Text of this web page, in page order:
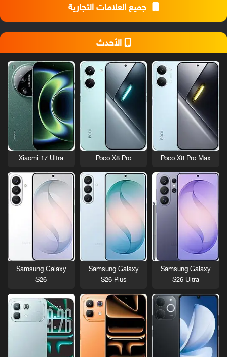
جميع العلامات التجارية
الأحدث
Poco X8 Pro Max
Poco X8 Pro
Xiaomi 17 Ultra
Samsung Galaxy
S26 Ultra
Samsung Galaxy
S26 Plus
Samsung Galaxy
S26